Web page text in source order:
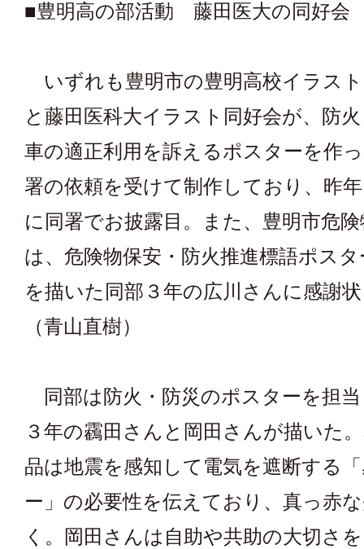
■豊明高の部活動 藤田医大の同好会
いずれも豊明市の豊明高校イラス
と藤田医科大イラスト同好会が、防
車の適正利用を訴えるポスターを作
署の依頼を受けて制作しており、昨
に同署でお披露目。また、豊明市危
は、危険物保安・防火推進標語ポス
を描いた同部３年の広川さんに感謝
（青山直樹）
同部は防火・防災のポスターを担
３年の靏田さんと岡田さんが描いた
品は地震を感知して電気を遮断する
ー」の必要性を伝えており、真っ赤
く。岡田さんは自助や共助の大切さ